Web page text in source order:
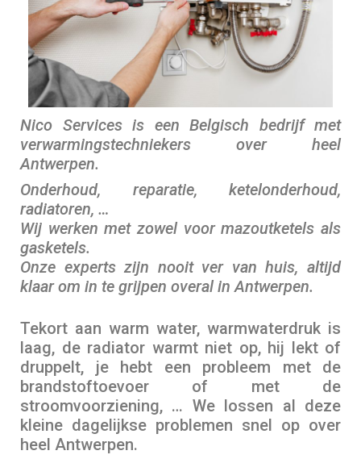
Nico Services is een Belgisch bedrijf met
verwarmingstechniekers over heel
Antwerpen.
Onderhoud, reparatie, ketelonderhoud,
radiatoren, …
Wij werken met zowel voor mazoutketels als
gasketels.
Onze experts zijn nooit ver van huis, altijd
klaar om in te grijpen overal in Antwerpen.
Tekort aan warm water, warmwaterdruk is
laag, de radiator warmt niet op, hij lekt of
druppelt, je hebt een probleem met de
brandstoftoevoer of met de
stroomvoorziening, … We lossen al deze
kleine dagelijkse problemen snel op over
heel Antwerpen.